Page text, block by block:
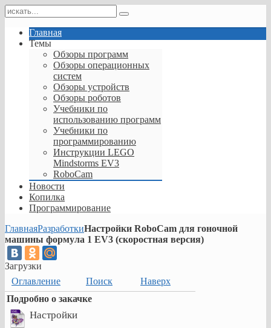
Главная
Темы
Обзоры программ
Обзоры операционных
систем
Обзоры устройств
Обзоры роботов
Учебники по
использованию программ
Учебники по
программированию
Инструкции LEGO
Mindstorms EV3
RoboCam
Новости
Копилка
Программирование
ГлавнаяРазработкиНастройки RoboCam для гоночной
машины формула 1 EV3 (скоростная версия)
Загрузки
Оглавление
Поиск
Наверх
Подробно о закачке
Настройки